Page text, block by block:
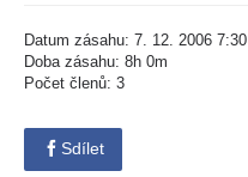
Datum zásahu: 7. 12. 2006 7:30
Doba zásahu: 8h 0m
Počet členů: 3
Sdílet